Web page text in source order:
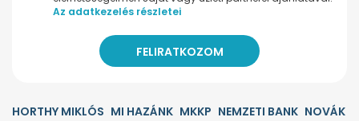
Az adatkezelés részletei
HORTHY MIKLÓS MI HAZÁNK MKKP NEMZETI BANK NOVÁK